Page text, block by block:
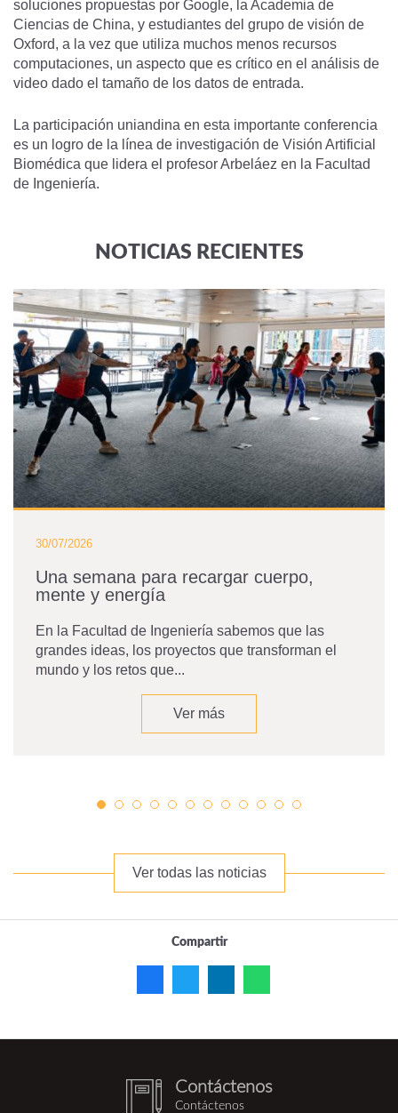
soluciones propuestas por Google, la Academia de
Ciencias de China, y estudiantes del grupo de visión de
Oxford, a la vez que utiliza muchos menos recursos
computaciones, un aspecto que es crítico en el análisis de
video dado el tamaño de los datos de entrada.
La participación uniandina en esta importante conferencia
es un logro de la línea de investigación de Visión Artificial
Biomédica que lidera el profesor Arbeláez en la Facultad
de Ingeniería.
NOTICIAS RECIENTES
30/07/2026
Una semana para recargar cuerpo,
mente y energía
En la Facultad de Ingeniería sabemos que las
grandes ideas, los proyectos que transforman el
mundo y los retos que...
Ver más
Ver todas las noticias
Compartir
notebookContáctenos
Contáctenos